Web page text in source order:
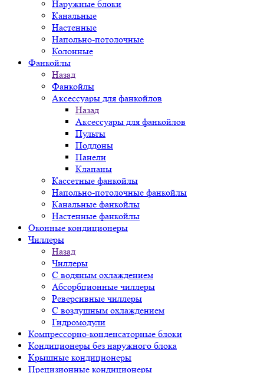
Наружные блоки
Канальные
Настенные
Напольно-потолочные
Колонные
Фанкойлы
Назад
Фанкойлы
Аксессуары для фанкойлов
Назад
Аксессуары для фанкойлов
Пульты
Поддоны
Панели
Клапаны
Кассетные фанкойлы
Напольно-потолочные фанкойлы
Канальные фанкойлы
Настенные фанкойлы
Оконные кондиционеры
Чиллеры
Назад
Чиллеры
С водяным охлаждением
Абсорбционные чиллеры
Реверсивные чиллеры
С воздушным охлаждением
Гидромодули
Компрессорно-конденсаторные блоки
Кондиционеры без наружного блока
Крышные кондиционеры
Прецизионные кондиционеры